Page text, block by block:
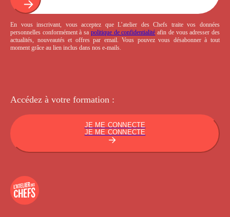
En vous inscrivant, vous acceptez que L’atelier des Chefs traite vos données
personnelles conformément à sa politique de confidentialité afin de vous adresser des
actualités, nouveautés et offres par email. Vous pouvez vous désabonner à tout
moment grâce au lien inclus dans nos e-mails.
Accédez à votre formation :
JE ME CONNECTE
JE ME CONNECTE